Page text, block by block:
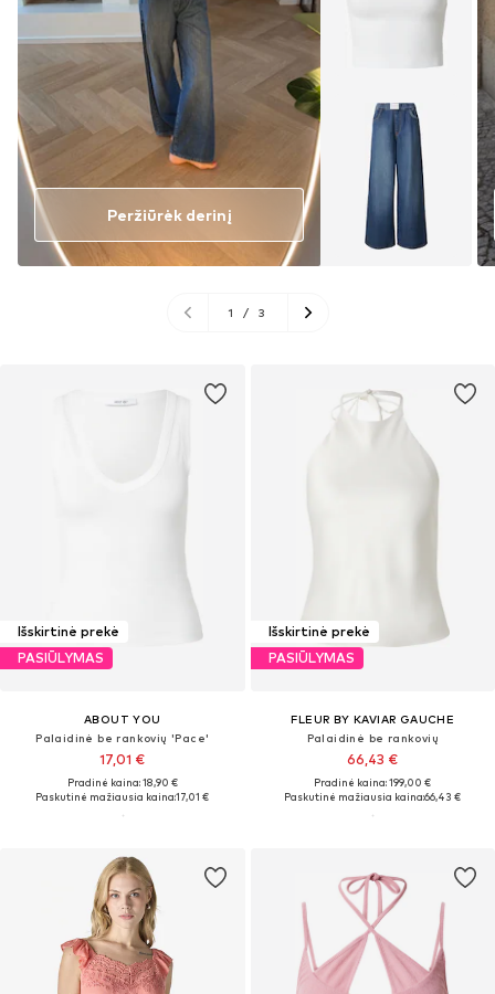
Išskirtinė prekė
PASIŪLYMAS
ABOUT YOU
Palaidinė be rankovių 'Pace'
17,01 €
Pradinė kaina: 18,90 €
Paskutinė mažiausia kaina:17,01 €
Išskirtinė prekė
PASIŪLYMAS
FLEUR BY KAVIAR GAUCHE
Palaidinė be rankovių
66,43 €
Pradinė kaina: 199,00 €
Paskutinė mažiausia kaina:66,43 €
Peržiūrėk derinį
1 / 3